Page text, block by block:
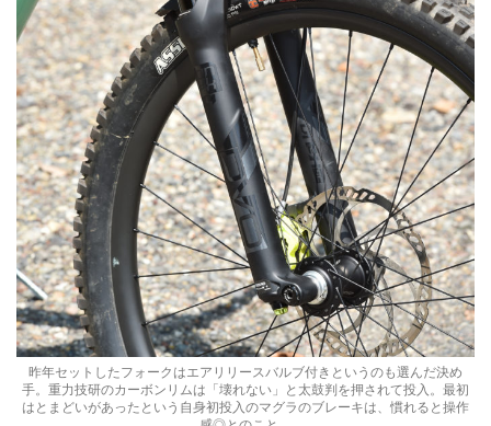
昨年セットしたフォークはエアリリースバルブ付きというのも選んだ決め
手。重力技研のカーボンリムは「壊れない」と太鼓判を押されて投入。最初
はとまどいがあったという自身初投入のマグラのブレーキは、慣れると操作